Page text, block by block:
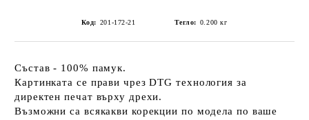
Код: 201-172-21 Тегло: 0.200 кг
Състав - 100% памук.
Картинката се прави чрез DTG технология за
директен печат върху дрехи.
Възможни са всякакви корекции по модела по ваше